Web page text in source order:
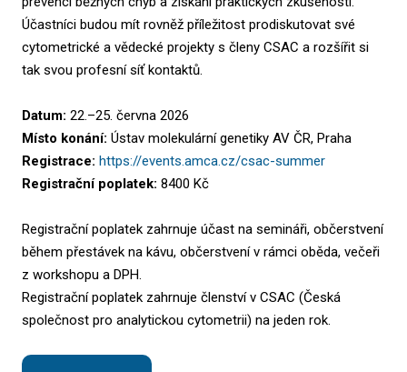
Účastníci budou mít rovněž příležitost prodiskutovat své
cytometrické a vědecké projekty s členy CSAC a rozšířit si
tak svou profesní síť kontaktů.
Datum: 22.–25. června 2026
Místo konání: Ústav molekulární genetiky AV ČR, Praha
Registrace: https://events.amca.cz/csac-summer
Registrační poplatek: 8400 Kč
Registrační poplatek zahrnuje účast na semináři, občerstvení
během přestávek na kávu, občerstvení v rámci oběda, večeři
z workshopu a DPH.
Registrační poplatek zahrnuje členství v CSAC (Česká
společnost pro analytickou cytometrii) na jeden rok.